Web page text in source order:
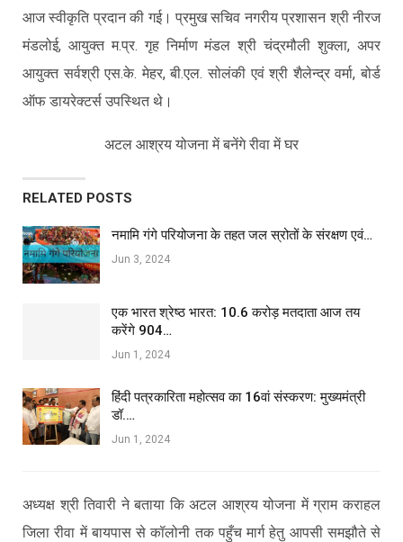
आज स्वीकृति प्रदान की गई। प्रमुख सचिव नगरीय प्रशासन श्री नीरज
मंडलोई, आयुक्त म.प्र. गृह निर्माण मंडल श्री चंद्रमौली शुक्ला, अपर
आयुक्त सर्वश्री एस.के. मेहर, बी.एल. सोलंकी एवं श्री शैलेन्द्र वर्मा, बोर्ड
ऑफ डायरेक्टर्स उपस्थित थे।
अटल आश्रय योजना में बनेंगे रीवा में घर
RELATED POSTS
नमामि गंगे परियोजना के तहत जल स्रोतों के संरक्षण एवं…
Jun 3, 2024
एक भारत श्रेष्ठ भारत: 10.6 करोड़ मतदाता आज तय
करेंगे 904…
Jun 1, 2024
हिंदी पत्रकारिता महोत्सव का 16वां संस्करण: मुख्यमंत्री
डॉ.…
Jun 1, 2024
अध्यक्ष श्री तिवारी ने बताया कि अटल आश्रय योजना में ग्राम कराहल
जिला रीवा में बायपास से कॉलोनी तक पहुँच मार्ग हेतु आपसी समझौते से